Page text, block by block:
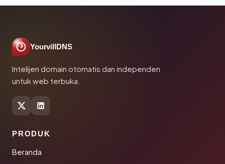
YourvillDNS
Intelijen domain otomatis dan independen
untuk web terbuka.
PRODUK
Beranda